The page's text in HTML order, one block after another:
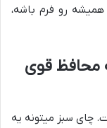
رو فرم باشه،
محافظ قوی
چای سبز میتونه یه